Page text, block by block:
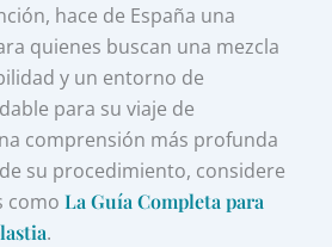
hace de España una
quienes buscan una mezcla
y un entorno de
para su viaje de
comprensión más profunda
su procedimiento, considere
comoLa Guía Completa para
.